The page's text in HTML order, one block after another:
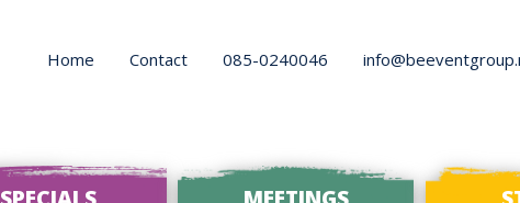
085-0240046
Contact
Home